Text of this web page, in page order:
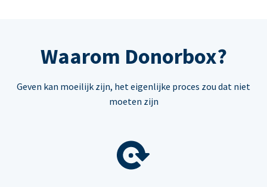
Waarom Donorbox?
Geven kan moeilijk zijn, het eigenlijke proces zou dat niet
moeten zijn